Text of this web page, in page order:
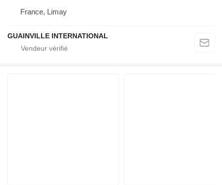
France, Limay
GUAINVILLE INTERNATIONAL